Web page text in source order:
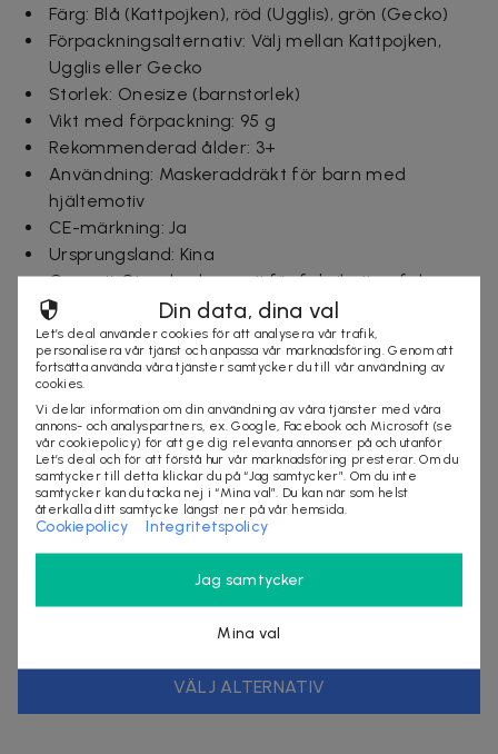
Färg: Blå (Kattpojken), röd (Ugglis), grön (Gecko)
Förpackningsalternativ: Välj mellan Kattpojken,
Ugglis eller Gecko
Storlek: Onesize (barnstorlek)
Vikt med förpackning: 95 g
Rekommenderad ålder: 3+
Användning: Maskeraddräkt för barn med
hjältemotiv
CE-märkning: Ja
Ursprungsland: Kina
Garanti: Standardgaranti för fabrikationsfel
Ingår i paketet:
1 mask
1 mantel
1 armband
Leveranstid: 1-3 arbetsdagar
Säljes av
Organisationsnummer:556905-5238
VÄLJ ALTERNATIV
Din data, dina val
Let’s deal använder cookies för att analysera vår trafik,
personalisera vår tjänst och anpassa vår marknadsföring. Genom att
fortsätta använda våra tjänster samtycker du till vår användning av
cookies.
Vi delar information om din användning av våra tjänster med våra
annons- och analyspartners, ex. Google, Facebook och Microsoft (se
vår cookiepolicy) för att ge dig relevanta annonser på och utanför
Let’s deal och för att förstå hur vår marknadsföring presterar. Om du
samtycker till detta klickar du på “Jag samtycker”. Om du inte
samtycker kan du tacka nej i “Mina val”. Du kan när som helst
återkalla ditt samtycke längst ner på vår hemsida.
Cookiepolicy Integritetspolicy
Jag samtycker
Mina val